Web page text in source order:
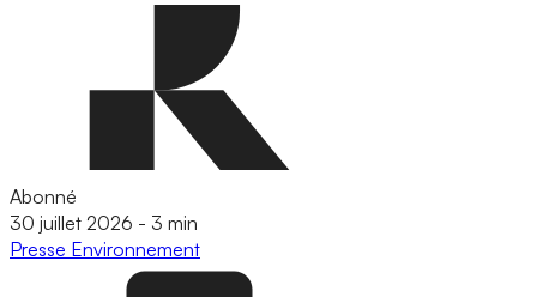
Abonné
30 juillet 2026 - 3 min
Presse Environnement